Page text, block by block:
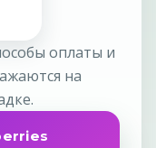
оплаты и
на